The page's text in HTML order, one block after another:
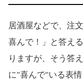
居酒屋などで、注
喜んで！」と答え
りますが、そう答
に"喜んで"いる表